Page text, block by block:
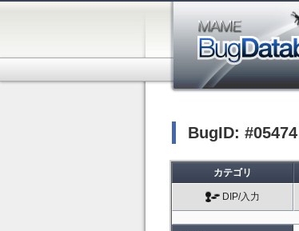
BugID: #05474
カテゴリ
DIP/入力